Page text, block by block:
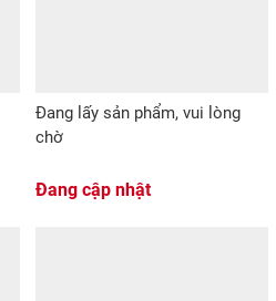
Đang lấy sản phẩm, vui lòng
chờ
Đang cập nhật